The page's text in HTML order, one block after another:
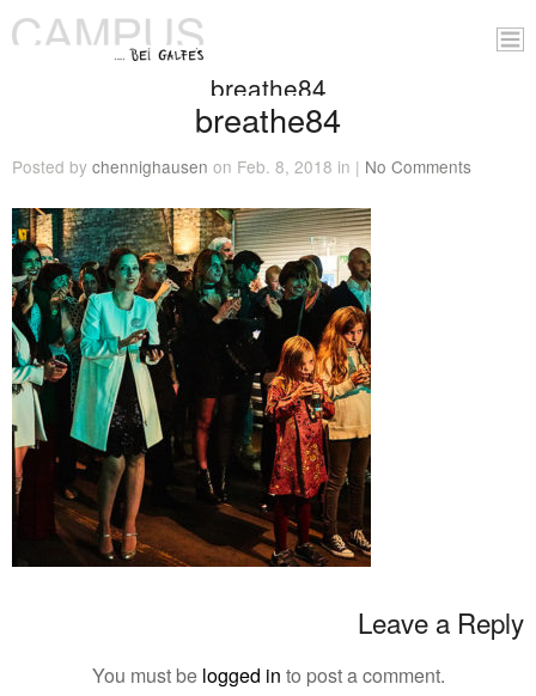
breathe84
breathe84
Posted by chennighausen on Feb. 8, 2018 in | No Comments
Leave a Reply
You must be logged in to post a comment.